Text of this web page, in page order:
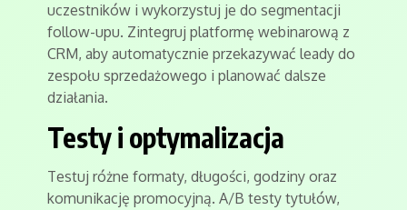
uczestników i wykorzystuj je do segmentacji
follow-upu. Zintegruj platformę webinarową z
CRM, aby automatycznie przekazywać leady do
zespołu sprzedażowego i planować dalsze
działania.
Testy i optymalizacja
Testuj różne formaty, długości, godziny oraz
komunikację promocyjną. A/B testy tytułów,